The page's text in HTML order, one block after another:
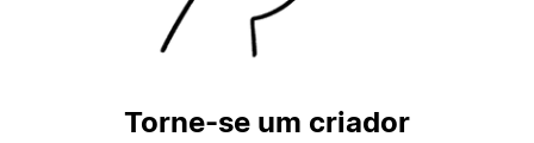
Torne-se um criador